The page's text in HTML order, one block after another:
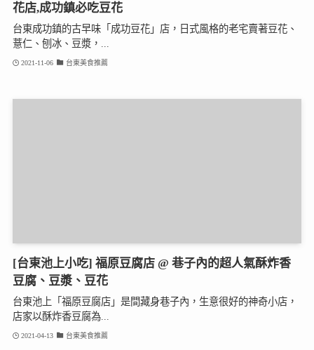
花店,成功鎮必吃豆花
台東成功鎮的古早味「成功豆花」店，日式風格的老宅賣著豆花、
薏仁、刨冰、豆漿，...
2021-11-06 台東美食推薦
[台東池上小吃] 福原豆腐店 @ 巷子內的超人氣酥炸香
豆腐、豆漿、豆花
台東池上「福原豆腐店」是間藏身巷子內，生意很好的神奇小店，
店家以酥炸香豆腐為...
2021-04-13 台東美食推薦